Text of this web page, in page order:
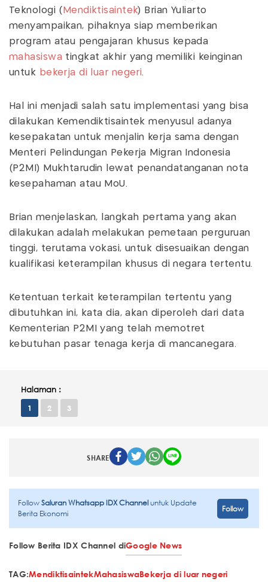
Teknologi ( Mendiktisaintek) Brian Yuliarto
menyampaikan, pihaknya siap memberikan
program atau pengajaran khusus kepada
mahasiswa tingkat akhir yang memiliki keinginan
untuk bekerja di luar negeri.
Hal ini menjadi salah satu implementasi yang bisa
dilakukan Kemendiktisaintek menyusul adanya
kesepakatan untuk menjalin kerja sama dengan
Menteri Pelindungan Pekerja Migran Indonesia
(P2MI) Mukhtarudin lewat penandatanganan nota
kesepahaman atau MoU.
Brian menjelaskan, langkah pertama yang akan
dilakukan adalah melakukan pemetaan perguruan
tinggi, terutama vokasi, untuk disesuaikan dengan
kualifikasi keterampilan khusus di negara tertentu.
Ketentuan terkait keterampilan tertentu yang
dibutuhkan ini, kata dia, akan diperoleh dari data
Kementerian P2MI yang telah memotret
kebutuhan pasar tenaga kerja di mancanegara.
Halaman :
1 2 3
SHARE
FollowSaluran Whatsapp IDX Channeluntuk Update
Berita Ekonomi
Follow
Follow Berita IDX Channel diGoogle News
TAG:MendiktisaintekMahasiswaBekerja di luar negeri